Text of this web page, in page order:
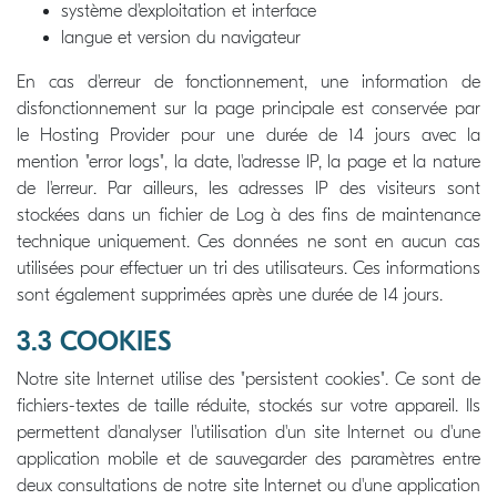
système d'exploitation et interface
langue et version du navigateur
En cas d'erreur de fonctionnement, une information de
disfonctionnement sur la page principale est conservée par
le Hosting Provider pour une durée de 14 jours avec la
mention "error logs", la date, l'adresse IP, la page et la nature
de l'erreur. Par ailleurs, les adresses IP des visiteurs sont
stockées dans un fichier de Log à des fins de maintenance
technique uniquement. Ces données ne sont en aucun cas
utilisées pour effectuer un tri des utilisateurs. Ces informations
sont également supprimées après une durée de 14 jours.
3.3 COOKIES
Notre site Internet utilise des "persistent cookies". Ce sont de
fichiers-textes de taille réduite, stockés sur votre appareil. Ils
permettent d'analyser l'utilisation d'un site Internet ou d'une
application mobile et de sauvegarder des paramètres entre
deux consultations de notre site Internet ou d'une application